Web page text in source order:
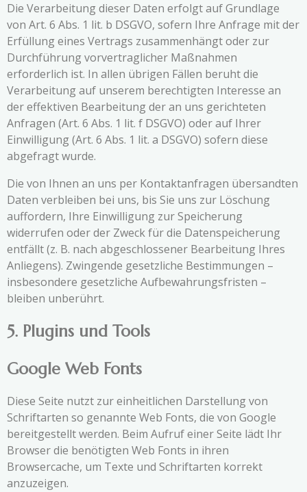
Die Verarbeitung dieser Daten erfolgt auf Grundlage
von Art. 6 Abs. 1 lit. b DSGVO, sofern Ihre Anfrage mit der
Erfüllung eines Vertrags zusammenhängt oder zur
Durchführung vorvertraglicher Maßnahmen
erforderlich ist. In allen übrigen Fällen beruht die
Verarbeitung auf unserem berechtigten Interesse an
der effektiven Bearbeitung der an uns gerichteten
Anfragen (Art. 6 Abs. 1 lit. f DSGVO) oder auf Ihrer
Einwilligung (Art. 6 Abs. 1 lit. a DSGVO) sofern diese
abgefragt wurde.
Die von Ihnen an uns per Kontaktanfragen übersandten
Daten verbleiben bei uns, bis Sie uns zur Löschung
auffordern, Ihre Einwilligung zur Speicherung
widerrufen oder der Zweck für die Datenspeicherung
entfällt (z. B. nach abgeschlossener Bearbeitung Ihres
Anliegens). Zwingende gesetzliche Bestimmungen –
insbesondere gesetzliche Aufbewahrungsfristen –
bleiben unberührt.
5. Plugins und Tools
Google Web Fonts
Diese Seite nutzt zur einheitlichen Darstellung von
Schriftarten so genannte Web Fonts, die von Google
bereitgestellt werden. Beim Aufruf einer Seite lädt Ihr
Browser die benötigten Web Fonts in ihren
Browsercache, um Texte und Schriftarten korrekt
anzuzeigen.